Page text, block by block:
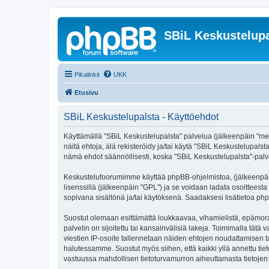
SBiL
Pikalinkit UKK
Etusivu
SBiL Keskustelupalsta - Käyttöehdot
Käyttämällä "SBiL Keskustelupalsta" palvelua (jälkeenpäin
näitä ehtoja, älä rekisteröidy ja/tai käytä "SBiL
nämä ehdot säännöllisesti, koska "SBiL Keskustelupalsta"-
Keskustelufoorumimme käyttää phpBB-ohjelmistoa,
lisenssillä (jälkeenpäin "GPL") ja se voidaan ladata osoitteesta
sopivana sisältönä ja/tai käytöksenä. Saadaksesi lisätietoa
Suostut olemaan esittämättä loukkaavaa, vihamielistä,
palvelin on sijoitettu tai kansainvälisiä lakeja. Toimimalla tätä
viestien IP-osoite tallennetaan näiden ehtojen noudattamisen
halutessamme. Suostut myös siihen, että kaikki yllä annettu
vastuussa mahdollisen tietoturvamurron aiheuttamasta